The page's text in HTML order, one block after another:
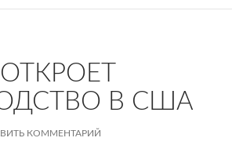
ОТКРОЕТ
В США
КОММЕНТАРИЙ